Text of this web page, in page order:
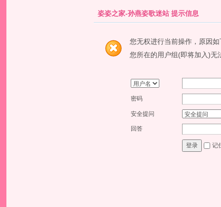
姿姿之家-孙燕姿歌迷站 提示信息
您无权进行当前操作，原因如
您所在的用户组(即将加入)无
密码
安全提问
回答
登录 记